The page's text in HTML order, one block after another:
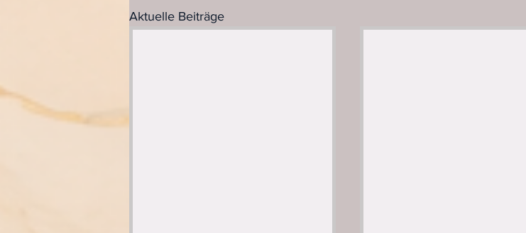
Aktuelle Beiträge